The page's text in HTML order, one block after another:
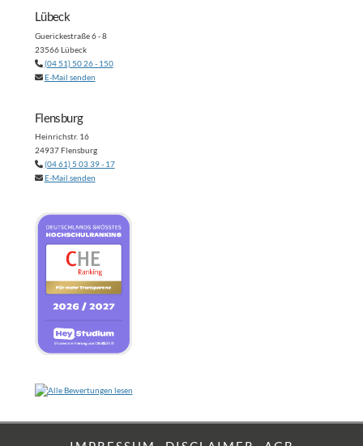
Lübeck
Guerickestraße 6 - 8
23566 Lübeck
(04 51) 50 26 - 150
E-Mail senden
Flensburg
Heinrichstr. 16
24937 Flensburg
(04 61) 5 03 39 - 17
E-Mail senden